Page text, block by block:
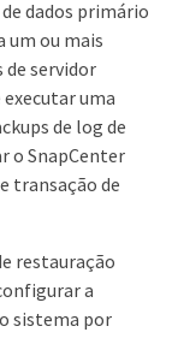
dados primário
um ou mais
de servidor
executar uma
de log de
o SnapCenter
transação de
restauração
a
sistema por